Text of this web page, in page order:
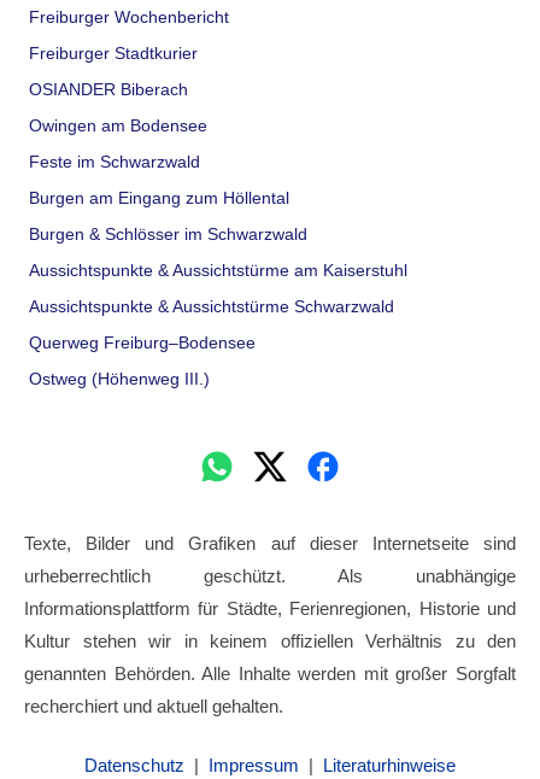
Freiburger Wochenbericht
Freiburger Stadtkurier
OSIANDER Biberach
Owingen am Bodensee
Feste im Schwarzwald
Burgen am Eingang zum Höllental
Burgen & Schlösser im Schwarzwald
Aussichtspunkte & Aussichtstürme am Kaiserstuhl
Aussichtspunkte & Aussichtstürme Schwarzwald
Querweg Freiburg–Bodensee
Ostweg (Höhenweg III.)
Texte, Bilder und Grafiken auf dieser Internetseite sind
urheberrechtlich geschützt. Als unabhängige
Informationsplattform für Städte, Ferienregionen, Historie und
Kultur stehen wir in keinem offiziellen Verhältnis zu den
genannten Behörden. Alle Inhalte werden mit großer Sorgfalt
recherchiert und aktuell gehalten.
Datenschutz | Impressum | Literaturhinweise